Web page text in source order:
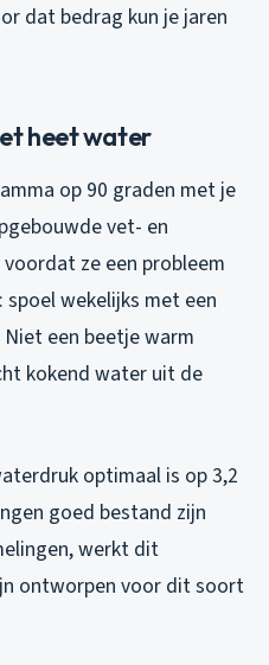
dat bedrag kun je jaren
heet water
op 90 graden met je
vet- en
ze een probleem
wekelijks met een
een beetje warm
kokend water uit de
optimaal is op 3,2
goed bestand zijn
werkt dit
ontworpen voor dit soort